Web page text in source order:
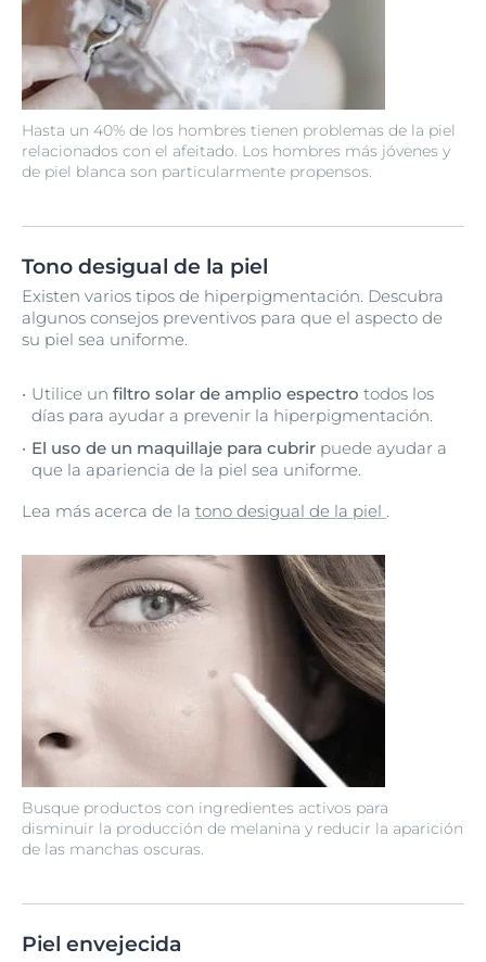
Hasta un 40% de los hombres tienen problemas de la piel
relacionados con el afeitado. Los hombres más jóvenes y
de piel blanca son particularmente propensos.
Tono desigual de la piel
Existen varios tipos de hiperpigmentación. Descubra
algunos consejos preventivos para que el aspecto de
su piel sea uniforme.
Busque productos con ingredientes activos para
disminuir la producción de melanina y reducir la aparición
de las manchas oscuras.
Utilice un filtro solar de amplio espectro todos los
días para ayudar a prevenir la hiperpigmentación.
El uso de un maquillaje para cubrir puede ayudar a
que la apariencia de la piel sea uniforme.
Lea más acerca de la tono desigual de la piel .
Piel envejecida